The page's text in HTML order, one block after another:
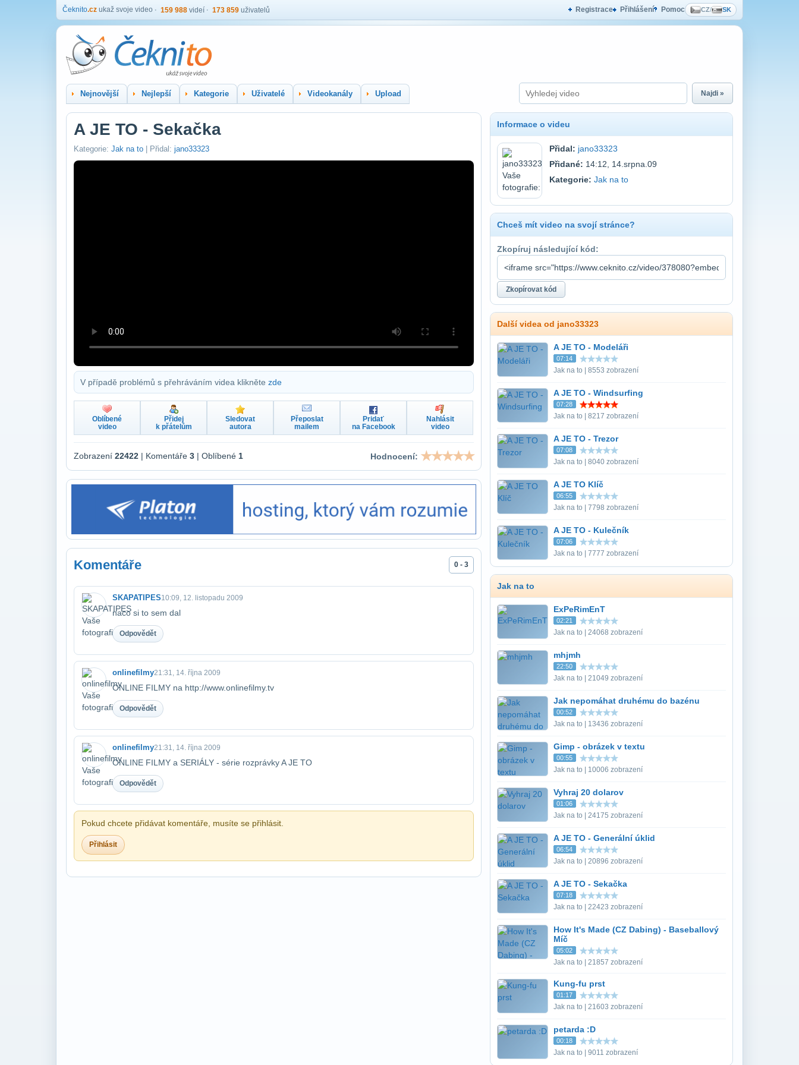
Čeknito.cz ukaž svoje video 159 988 videí 173 859 uživatelů Registrace Přihlášení Pomoc CZ/ SK
Nejnovější Nejlepší Kategorie Uživatelé Videokanály Upload Najdi »
A JE TO - Sekačka
Kategorie: Jak na to | Přidal: jano33323
V případě problémů s přehráváním videa klikněte zde
Oblíbené
video
Přidej
k přátelům
Sledovat
autora
Přeposlat
mailem
Pridať
na Facebook
Nahlásit
video
Zobrazení 22422 | Komentáře 3 | Oblíbené 1 Hodnocení:
Komentáře 0 - 3
SKAPATIPES10:09, 12. listopadu 2009
naco si to sem dal
Odpovědět
onlinefilmy21:31, 14. října 2009
ONLINE FILMY na http://www.onlinefilmy.tv
Odpovědět
onlinefilmy21:31, 14. října 2009
ONLINE FILMY a SERIÁLY - série rozprávky A JE TO
Odpovědět
Pokud chcete přidávat komentáře, musíte se přihlásit.
Přihlásit
Informace o videu
Přidal: jano33323
Přidané: 14:12, 14.srpna.09
Kategorie: Jak na to
Chceš mít video na svojí stránce?
Zkopíruj následující kód:
Další videa od jano33323
A JE TO - Modeláři
07:14
Jak na to | 8553 zobrazení
A JE TO - Windsurfing
07:28
Jak na to | 8217 zobrazení
A JE TO - Trezor
07:08
Jak na to | 8040 zobrazení
A JE TO Klíč
06:55
Jak na to | 7798 zobrazení
A JE TO - Kulečník
07:06
Jak na to | 7777 zobrazení
Jak na to
ExPeRimEnT
02:21
Jak na to | 24068 zobrazení
mhjmh
22:50
Jak na to | 21049 zobrazení
Jak nepomáhat druhému do bazénu
00:52
Jak na to | 13436 zobrazení
Gimp - obrázek v textu
00:55
Jak na to | 10006 zobrazení
Vyhraj 20 dolarov
01:06
Jak na to | 24175 zobrazení
A JE TO - Generální úklid
06:54
Jak na to | 20896 zobrazení
A JE TO - Sekačka
07:18
Jak na to | 22423 zobrazení
How It's Made (CZ Dabing) - Baseballový
Míč
05:02
Jak na to | 21857 zobrazení
Kung-fu prst
01:17
Jak na to | 21603 zobrazení
petarda :D
00:18
Jak na to | 9011 zobrazení